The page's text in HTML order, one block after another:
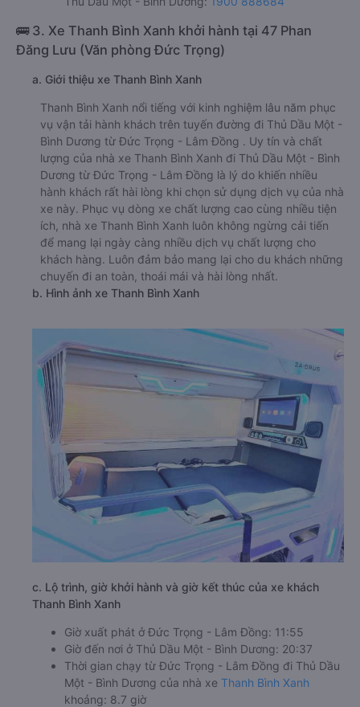
🚌 3. Xe Thanh Bình Xanh khởi hành tại 47 Phan
Đăng Lưu (Văn phòng Đức Trọng)
a. Giới thiệu xe Thanh Bình Xanh
Thanh Bình Xanh nổi tiếng với kinh nghiệm lâu năm phục
vụ vận tải hành khách trên tuyến đường đi Thủ Dầu Một -
Bình Dương từ Đức Trọng - Lâm Đồng . Uy tín và chất
lượng của nhà xe Thanh Bình Xanh đi Thủ Dầu Một - Bình
Dương từ Đức Trọng - Lâm Đồng là lý do khiến nhiều
hành khách rất hài lòng khi chọn sử dụng dịch vụ của nhà
xe này. Phục vụ dòng xe chất lượng cao cùng nhiều tiện
ích, nhà xe Thanh Bình Xanh luôn không ngừng cải tiến
để mang lại ngày càng nhiều dịch vụ chất lượng cho
khách hàng. Luôn đảm bảo mang lại cho du khách những
chuyến đi an toàn, thoái mái và hài lòng nhất.
b. Hình ảnh xe Thanh Bình Xanh
c. Lộ trình, giờ khởi hành và giờ kết thúc của xe khách
Thanh Bình Xanh
Giờ xuất phát ở Đức Trọng - Lâm Đồng: 11:55
Giờ đến nơi ở Thủ Dầu Một - Bình Dương: 20:37
Thời gian chạy từ Đức Trọng - Lâm Đồng đi Thủ Dầu
Một - Bình Dương của nhà xe Thanh Bình Xanh
khoảng: 8.7 giờ